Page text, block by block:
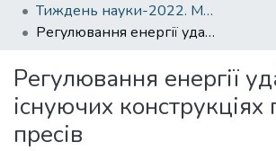
Statistics
Тиждень науки-2022. Машинобудівний факультет
Регулювання енергії ударів в існуючих конструкціях гвинтових пресів
Регулювання енергії
існуючих конструкціях
пресів